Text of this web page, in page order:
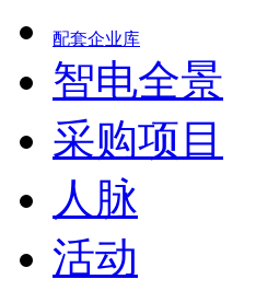
配套企业库
智电全景
采购项目
人脉
活动